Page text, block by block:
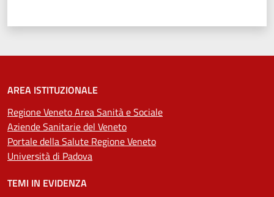
AREA ISTITUZIONALE
Regione Veneto Area Sanità e Sociale
Aziende Sanitarie del Veneto
Portale della Salute Regione Veneto
Università di Padova
TEMI IN EVIDENZA